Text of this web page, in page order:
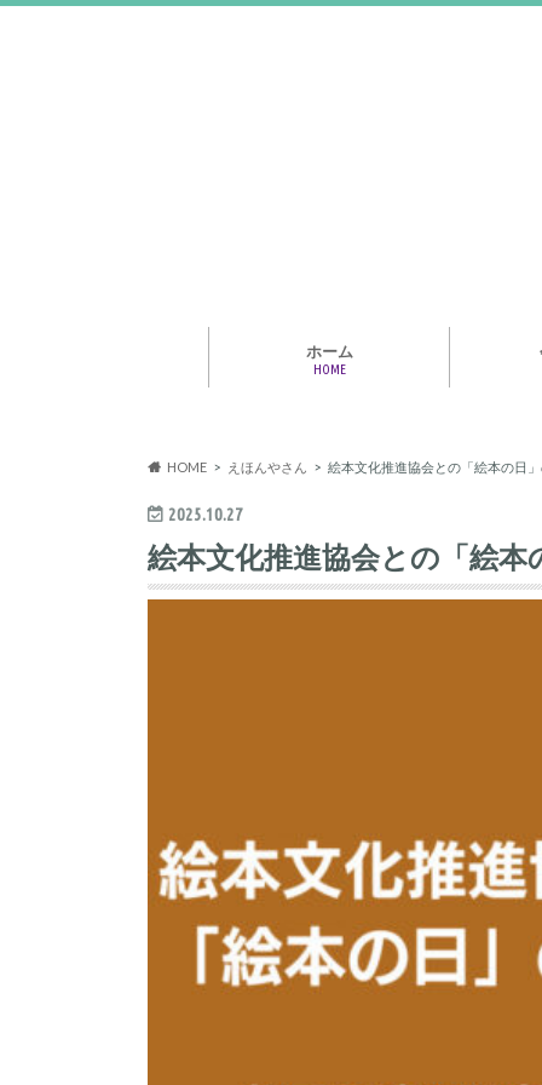
ホーム
HOME
HOME えほんやさん 絵本文化推進協会との「絵本の日
2025.10.27
絵本文化推進協会との「絵